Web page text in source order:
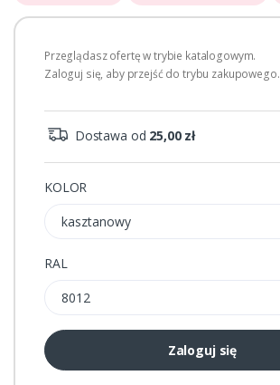
Przeglądasz ofertę w trybie katalogowym.
Zaloguj się, aby przejść do trybu zakupowego.
Dostawa od 25,00 zł
KOLOR
kasztanowy
RAL
8012
Zaloguj się